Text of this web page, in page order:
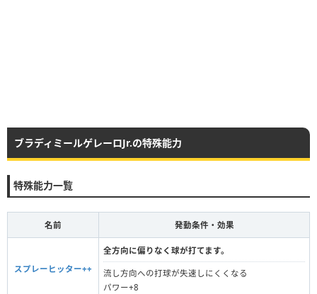
ブラディミールゲレーロJr.の特殊能力
特殊能力一覧
名前 発動条件・効果
スプレーヒッター++
全方向に偏りなく球が打てます。
流し方向への打球が失速しにくくなる
パワー+8